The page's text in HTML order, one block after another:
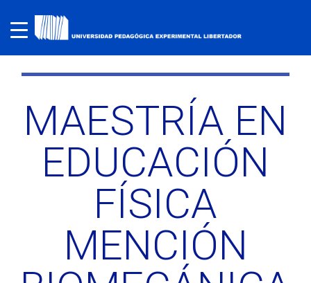
MAESTRÍA EN
EDUCACIÓN
FÍSICA
MENCIÓN